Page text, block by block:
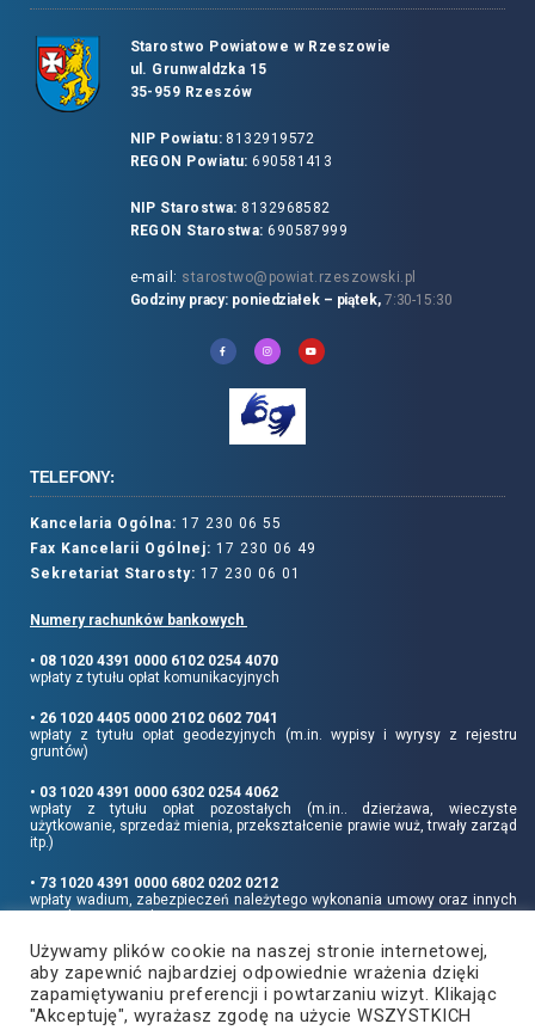
Starostwo Powiatowe w Rzeszowie
ul. Grunwaldzka 15
35-959 Rzeszów
NIP Powiatu:8132919572
REGON Powiatu: 690581413
NIP Starostwa: 8132968582
REGON Starostwa: 690587999
e-mail: starostwo@powiat.rzeszowski.pl
Godziny pracy: poniedziałek – piątek, 7:30-15:30
TELEFONY:
Kancelaria Ogólna: 17 230 06 55
Fax Kancelarii Ogólnej: 17 230 06 49
Sekretariat Starosty: 17 230 06 01
Numery rachunków bankowych
• 08 1020 4391 0000 6102 0254 4070
wpłaty z tytułu opłat komunikacyjnych
• 26 1020 4405 0000 2102 0602 7041
wpłaty z tytułu opłat geodezyjnych (m.in. wypisy i wyrysy z rejestru
gruntów)
• 03 1020 4391 0000 6302 0254 4062
wpłaty z tytułu opłat pozostałych (m.in.. dzierżawa, wieczyste
użytkowanie, sprzedaż mienia, przekształcenie prawie wuż, trwały zarząd
itp.)
• 73 1020 4391 0000 6802 0202 0212
wpłaty wadium, zabezpieczeń należytego wykonania umowy oraz innych
Informujemy, że opłatę skarbową należy uiszczać na rachunek Urzędu
Miasta Rzeszowa:
• 90 1240 6960 3851 0062 0000 0423
Używamy plików cookie na naszej stronie internetowej,
aby zapewnić najbardziej odpowiednie wrażenia dzięki
zapamiętywaniu preferencji i powtarzaniu wizyt. Klikając
"Akceptuję", wyrażasz zgodę na użycie WSZYSTKICH